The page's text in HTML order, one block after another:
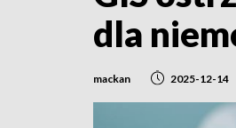
dla
mackan 2025-12-14